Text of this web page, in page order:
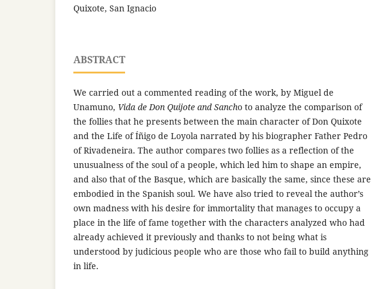
Quixote, San Ignacio
ABSTRACT
We carried out a commented reading of the work, by Miguel de
Unamuno, Vida de Don Quijote and Sancho to analyze the comparison of
the follies that he presents between the main character of Don Quixote
and the Life of Íñigo de Loyola narrated by his biographer Father Pedro
of Rivadeneira. The author compares two follies as a reflection of the
unusualness of the soul of a people, which led him to shape an empire,
and also that of the Basque, which are basically the same, since these are
embodied in the Spanish soul. We have also tried to reveal the author’s
own madness with his desire for immortality that manages to occupy a
place in the life of fame together with the characters analyzed who had
already achieved it previously and thanks to not being what is
understood by judicious people who are those who fail to build anything
in life.